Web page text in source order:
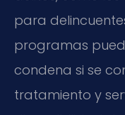
para
programas
condena si se
tratamiento y